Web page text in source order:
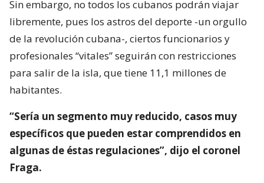
Sin embargo, no todos los cubanos podrán viajar
libremente, pues los astros del deporte -un orgullo
de la revolución cubana-, ciertos funcionarios y
profesionales “vitales” seguirán con restricciones
para salir de la isla, que tiene 11,1 millones de
habitantes.
“Sería un segmento muy reducido, casos muy
específicos que pueden estar comprendidos en
algunas de éstas regulaciones”, dijo el coronel
Fraga.